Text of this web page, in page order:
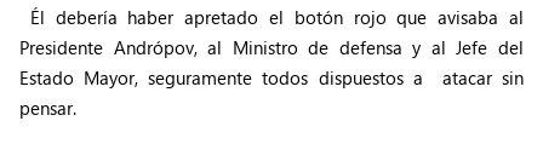
Él debería haber apretado el botón rojo que avisaba al
Presidente Andrópov, al Ministro de defensa y al Jefe del
Estado Mayor, seguramente todos dispuestos a atacar sin
pensar.